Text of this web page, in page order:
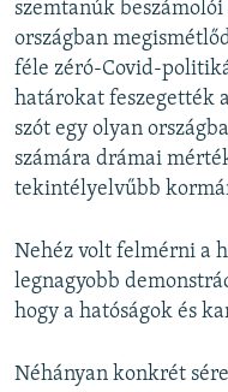
szemtanúk
országban
féle zéró-Covid-
határokat feszegették
szót egy olyan
számára drámai
tekintélyelvűbb
Nehéz volt felmérni a
legnagyobb
hogy a hatóságok és
Néhányan konkrét